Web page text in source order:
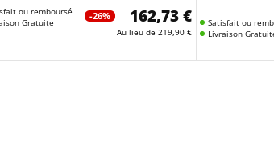
ou remboursé
Gratuite
-26% 162,73 €
Au lieu de219,90 €
Satisfait ou
Livraison